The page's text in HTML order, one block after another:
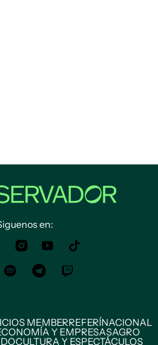
en:
MEMBERREFERÍNACIONAL
Y EMPRESASAGRO
CULTURA Y ESPECTÁCULOS